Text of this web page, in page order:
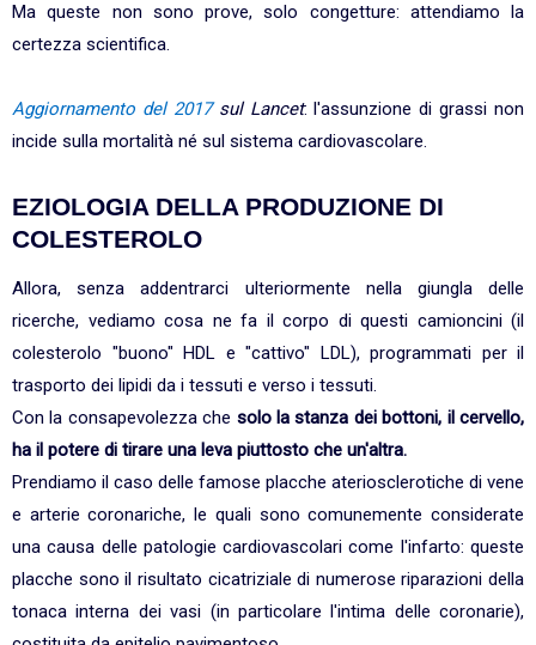
Ma queste non sono prove, solo congetture: attendiamo la
certezza scientifica.
Aggiornamento del 2017sul Lancet: l'assunzione di grassi non
incide sulla mortalità né sul sistema cardiovascolare.
EZIOLOGIA DELLA PRODUZIONE DI
COLESTEROLO
Allora, senza addentrarci ulteriormente nella giungla delle
ricerche, vediamo cosa ne fa il corpo di questi camioncini (il
colesterolo "buono" HDL e "cattivo" LDL), programmati per il
trasporto dei lipidi da i tessuti e verso i tessuti.
Con la consapevolezza che solo la stanza dei bottoni, il cervello,
ha il potere di tirare una leva piuttosto che un'altra.
Prendiamo il caso delle famose placche ateriosclerotiche di vene
e arterie coronariche, le quali sono comunemente considerate
una causa delle patologie cardiovascolari come l'infarto: queste
placche sono il risultato cicatriziale di numerose riparazioni della
tonaca interna dei vasi (in particolare l'intima delle coronarie),